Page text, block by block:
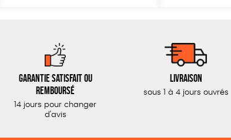
Garantie satisfait ou
remboursé
14 jours pour changer
d'avis
Livraison
sous 1 à 4 jours ouvrés